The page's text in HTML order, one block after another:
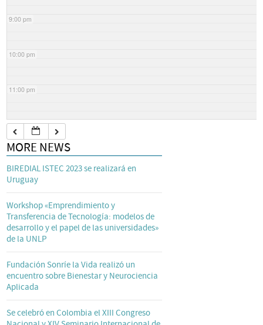
9:00 pm
10:00 pm
11:00 pm
MORE NEWS
BIREDIAL ISTEC 2023 se realizará en
Uruguay
Workshop «Emprendimiento y
Transferencia de Tecnología: modelos de
desarrollo y el papel de las universidades»
de la UNLP
Fundación Sonríe la Vida realizó un
encuentro sobre Bienestar y Neurociencia
Aplicada
Se celebró en Colombia el XIII Congreso